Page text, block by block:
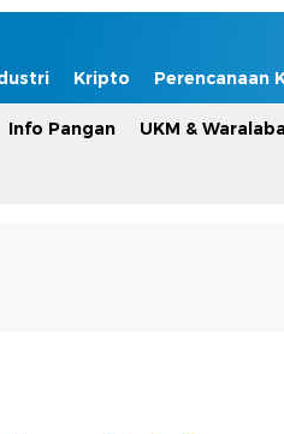
Kripto Perencanaan
Info Pangan UKM & Waralaba